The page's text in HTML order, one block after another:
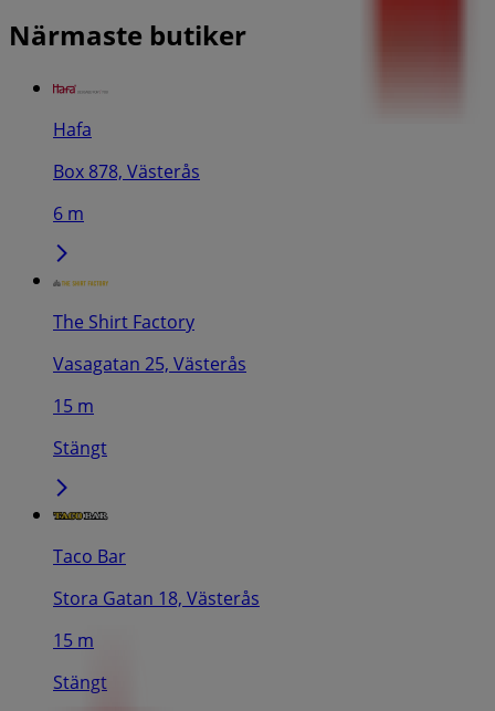
Närmaste butiker
Hafa
Box 878, Västerås
6 m
The Shirt Factory
Vasagatan 25, Västerås
15 m
Stängt
Taco Bar
Stora Gatan 18, Västerås
15 m
Stängt